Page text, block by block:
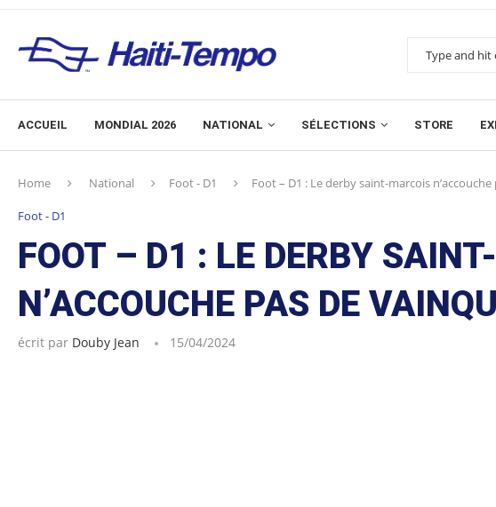
ACCUEIL MONDIAL 2026 NATIONAL SÉLECTIONS STORE
Home National Foot - D1 Foot – D1 : Le derby saint-marcois
Foot - D1
FOOT – D1 : LE DERBY
N’ACCOUCHE PAS DE
écrit par Douby Jean 15/04/2024